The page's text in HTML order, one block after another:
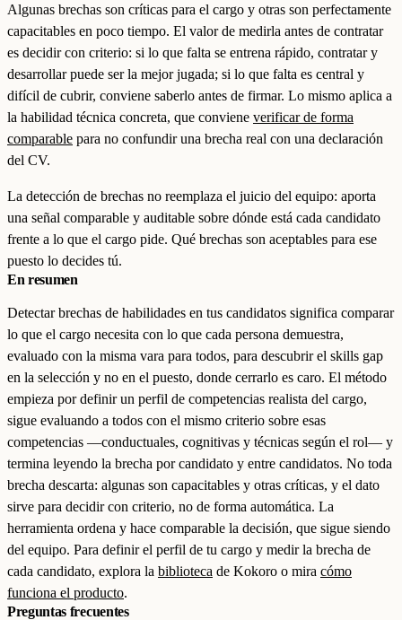
Algunas brechas son críticas para el cargo y otras son perfectamente
capacitables en poco tiempo. El valor de medirla antes de contratar
es decidir con criterio: si lo que falta se entrena rápido, contratar y
desarrollar puede ser la mejor jugada; si lo que falta es central y
difícil de cubrir, conviene saberlo antes de firmar. Lo mismo aplica a
la habilidad técnica concreta, que conviene verificar de forma
comparable para no confundir una brecha real con una declaración
del CV.
La detección de brechas no reemplaza el juicio del equipo: aporta
una señal comparable y auditable sobre dónde está cada candidato
frente a lo que el cargo pide. Qué brechas son aceptables para ese
puesto lo decides tú.
En resumen
Detectar brechas de habilidades en tus candidatos significa comparar
lo que el cargo necesita con lo que cada persona demuestra,
evaluado con la misma vara para todos, para descubrir el skills gap
en la selección y no en el puesto, donde cerrarlo es caro. El método
empieza por definir un perfil de competencias realista del cargo,
sigue evaluando a todos con el mismo criterio sobre esas
competencias —conductuales, cognitivas y técnicas según el rol— y
termina leyendo la brecha por candidato y entre candidatos. No toda
brecha descarta: algunas son capacitables y otras críticas, y el dato
sirve para decidir con criterio, no de forma automática. La
herramienta ordena y hace comparable la decisión, que sigue siendo
del equipo. Para definir el perfil de tu cargo y medir la brecha de
cada candidato, explora la biblioteca de Kokoro o mira cómo
funciona el producto.
Preguntas frecuentes